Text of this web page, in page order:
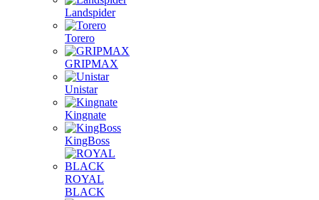
Landspider
Torero
GRIPMAX
Unistar
Kingnate
KingBoss
ROYAL
BLACK